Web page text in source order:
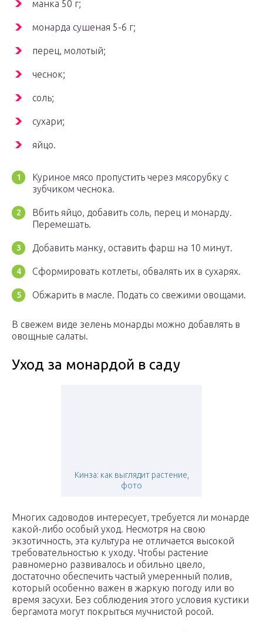
манка 50 г;
монарда сушеная 5-6 г;
перец, молотый;
чеснок;
соль;
сухари;
яйцо.
Куриное мясо пропустить через мясорубку с
зубчиком чеснока.
Вбить яйцо, добавить соль, перец и монарду.
Перемешать.
Добавить манку, оставить фарш на 10 минут.
Сформировать котлеты, обвалять их в сухарях.
Обжарить в масле. Подать со свежими овощами.
В свежем виде зелень монарды можно добавлять в
овощные салаты.
Уход за монардой в саду
Кинза: как выглядит растение,
фото
Многих садоводов интересует, требуется ли монарде
какой-либо особый уход. Несмотря на свою
экзотичность, эта культура не отличается высокой
требовательностью к уходу. Чтобы растение
равномерно развивалось и обильно цвело,
достаточно обеспечить частый умеренный полив,
который особенно важен в жаркую погоду или во
время засухи. Без соблюдения этого условия кустики
бергамота могут покрыться мучнистой росой.